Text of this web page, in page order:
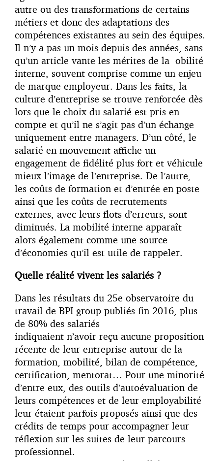
autre ou des transformations de certains
métiers et donc des adaptations des
compétences existantes au sein des équipes.
Il n’y a pas un mois depuis des années, sans
qu’un article vante les mérites de la obilité
interne, souvent comprise comme un enjeu
de marque employeur. Dans les faits, la
culture d’entreprise se trouve renforcée dès
lors que le choix du salarié est pris en
compte et qu’il ne s’agit pas d’un échange
uniquement entre managers. D’un côté, le
salarié en mouvement affiche un
engagement de fidélité plus fort et véhicule
mieux l’image de l’entreprise. De l’autre,
les coûts de formation et d’entrée en poste
ainsi que les coûts de recrutements
externes, avec leurs flots d’erreurs, sont
diminués. La mobilité interne apparaît
alors également comme une source
d’économies qu’il est utile de rappeler.
Quelle réalité vivent les salariés ?
Dans les résultats du 25e observatoire du
travail de BPI group publiés fin 2016, plus
de 80% des salariés
indiquaient n’avoir reçu aucune proposition
récente de leur entreprise autour de la
formation, mobilité, bilan de compétence,
certification, mentorat… Pour une minorité
d’entre eux, des outils d’autoévaluation de
leurs compétences et de leur employabilité
leur étaient parfois proposés ainsi que des
crédits de temps pour accompagner leur
réflexion sur les suites de leur parcours
professionnel.